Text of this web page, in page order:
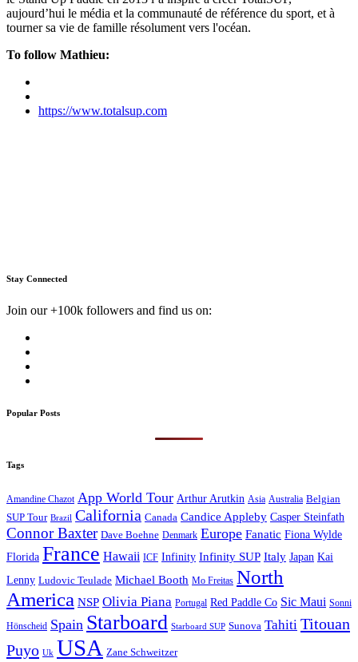
aujourd’hui le média et la communauté de référence du sport, et à
tourner sa vie de famille résolument vers l'océan.
To follow Mathieu:
https://www.totalsup.com
Stay Connected
Join our +100k followers and find us on:
Popular Posts
Tags
Amandine Chazot App World Tour Arthur Arutkin Asia Australia Belgian
SUP Tour Brazil California Canada Candice Appleby Casper Steinfath
Connor Baxter Dave Boehne Denmark Europe Fanatic Fiona Wylde
Florida France Hawaii ICF Infinity Infinity SUP Italy Japan Kai
Lenny Ludovic Teulade Michael Booth Mo Freitas North
America NSP Olivia Piana Portugal Red Paddle Co Sic Maui Sonni
Hönscheid Spain Starboard Starboard SUP Sunova Tahiti Titouan
Puyo Uk USA Zane Schweitzer